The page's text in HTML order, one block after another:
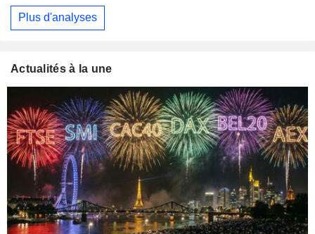
Plus d'analyses
Actualités à la une